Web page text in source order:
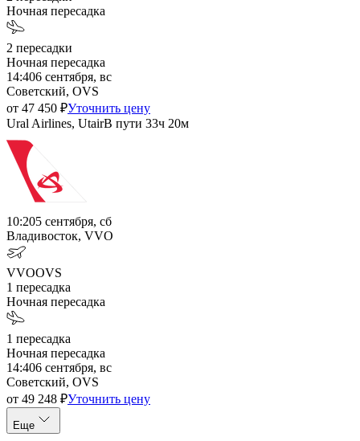
Ночная пересадка
2 пересадки
Ночная пересадка
14:406 сентября, вс
Советский, OVS
от 47 450 ₽Уточнить цену
Ural Airlines, UtairВ пути 33ч 20м
10:205 сентября, сб
Владивосток, VVO
VVOOVS
1 пересадка
Ночная пересадка
1 пересадка
Ночная пересадка
14:406 сентября, вс
Советский, OVS
от 49 248 ₽Уточнить цену
Еще